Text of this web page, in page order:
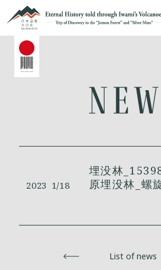
2023 1/18
埋没林
原埋没林_螺
List of news